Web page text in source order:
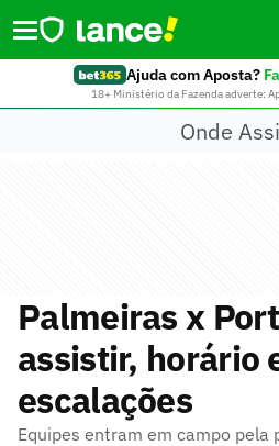
Ajuda com Aposta?
18+ Ministério da Fazenda adverte:
Onde
Palmeiras x
assistir, horário
escalações
Equipes entram em campo pela